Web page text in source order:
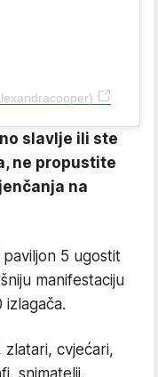
slavlje ili ste
ne propustite
na
paviljon 5 ugostit
manifestaciju
zlatari, cvjećari,